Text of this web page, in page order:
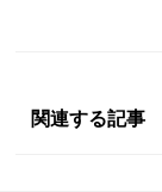
関連する記事